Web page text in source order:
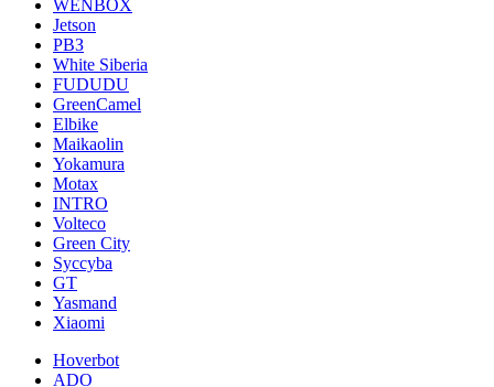
WENBOX
Jetson
РВЗ
White Siberia
FUDUDU
GreenCamel
Elbike
Maikaolin
Yokamura
Motax
INTRO
Volteco
Green City
Syccyba
GT
Yasmand
Xiaomi
Hoverbot
ADO